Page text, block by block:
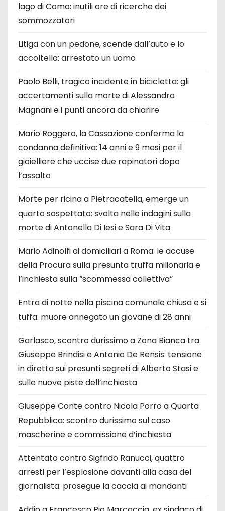
lago di Como: inutili ore di ricerche dei
sommozzatori
Litiga con un pedone, scende dall’auto e lo
accoltella: arrestato un uomo
Paolo Belli, tragico incidente in bicicletta: gli
accertamenti sulla morte di Alessandro
Magnani e i punti ancora da chiarire
Mario Roggero, la Cassazione conferma la
condanna definitiva: 14 anni e 9 mesi per il
gioielliere che uccise due rapinatori dopo
l’assalto
Morte per ricina a Pietracatella, emerge un
quarto sospettato: svolta nelle indagini sulla
morte di Antonella Di Iesi e Sara Di Vita
Mario Adinolfi ai domiciliari a Roma: le accuse
della Procura sulla presunta truffa milionaria e
l’inchiesta sulla “scommessa collettiva”
Entra di notte nella piscina comunale chiusa e si
tuffa: muore annegato un giovane di 28 anni
Garlasco, scontro durissimo a Zona Bianca tra
Giuseppe Brindisi e Antonio De Rensis: tensione
in diretta sui presunti segreti di Alberto Stasi e
sulle nuove piste dell’inchiesta
Giuseppe Conte contro Nicola Porro a Quarta
Repubblica: scontro durissimo sul caso
mascherine e commissione d’inchiesta
Attentato contro Sigfrido Ranucci, quattro
arresti per l’esplosione davanti alla casa del
giornalista: prosegue la caccia ai mandanti